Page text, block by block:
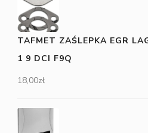
TAFMET ZAŚLEPKA EGR
1 9 DCI F9Q
18,00zł